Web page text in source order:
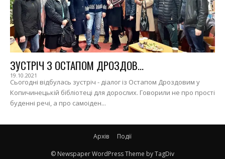
ЗУСТРІЧ З ОСТАПОМ ДРОЗДОВ...
19.10.2021
Сьогодні відбулась зустріч - діалог із Остапом Дроздовим у
Копичинецькій бібліотеці для дорослих. Говорили не про прості
буденні речі, а про самоіден...
Архів Події
© Newspaper WordPress Theme by TagDiv